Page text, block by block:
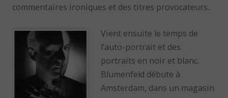
commentaires ironiques et des titres provocateurs.
Vient ensuite le temps de
l’auto-portrait et des
portraits en noir et blanc.
Blumenfeld débute à
Amsterdam, dans un magasin